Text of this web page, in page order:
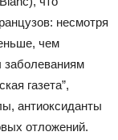
несмотря
чем
заболеваниям
газета”,
антиоксиданты
отложений.